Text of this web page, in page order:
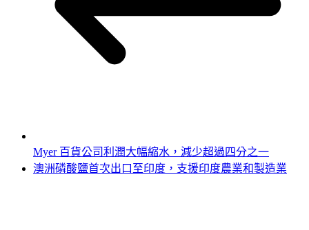
Myer 百貨公司利潤大幅縮水，減少超過四分之一
澳洲磷酸鹽首次出口至印度，支援印度農業和製造業